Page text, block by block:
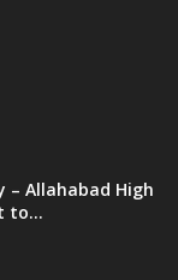
– Allahabad High
to...